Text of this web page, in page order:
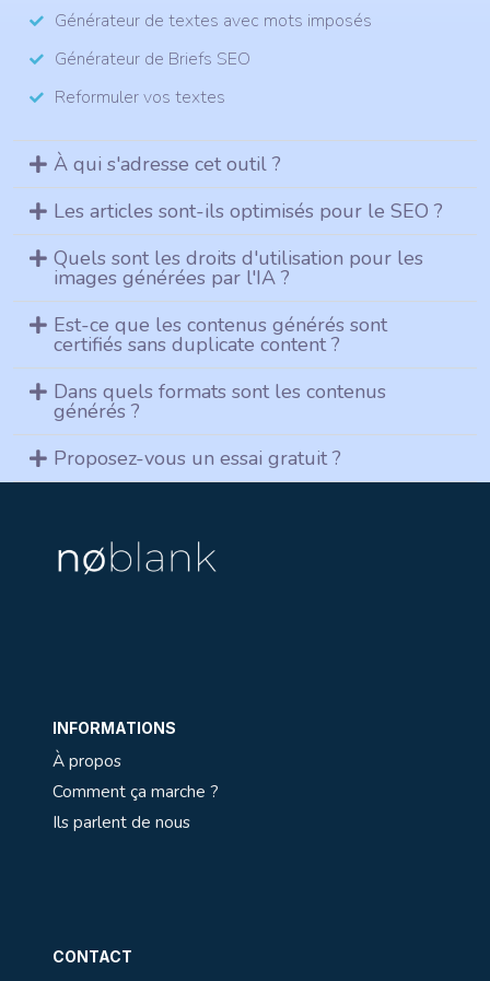
Générateur de textes avec mots imposés
Générateur de Briefs SEO
Reformuler vos textes
À qui s'adresse cet outil ?
Les articles sont-ils optimisés pour le SEO ?
Quels sont les droits d'utilisation pour les
images générées par l'IA ?
Est-ce que les contenus générés sont
certifiés sans duplicate content ?
Dans quels formats sont les contenus
générés ?
Proposez-vous un essai gratuit ?
INFORMATIONS
À propos
Comment ça marche ?
Ils parlent de nous
CONTACT